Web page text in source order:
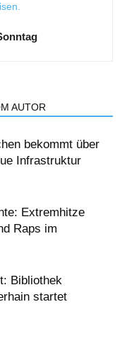
AUTOR
bekommt über
Infrastruktur
Extremhitze
Raps im
Bibliothek
startet